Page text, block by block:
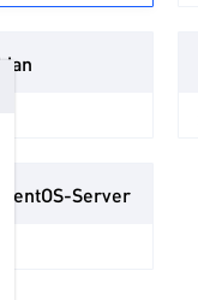
Server